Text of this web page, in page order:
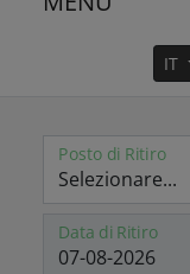
IT
Posto di Ritiro
Data di Ritiro